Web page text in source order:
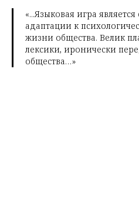
«...Языковая игра
адаптации к
жизни общества. Велик
лексики, иронически
общества…»